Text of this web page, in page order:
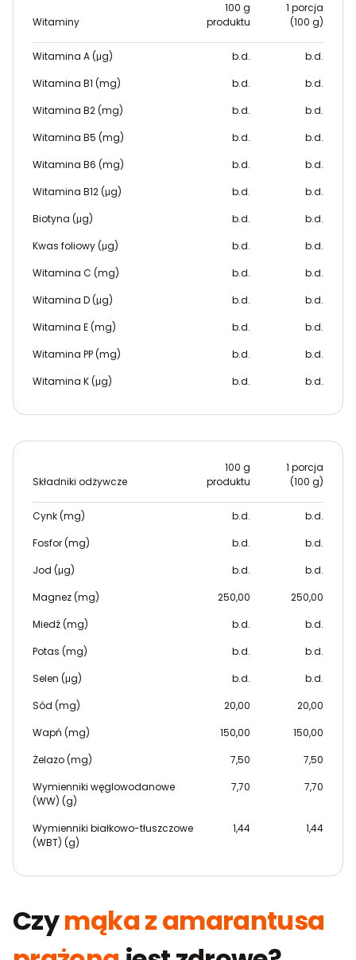
Witaminy
100 g
produktu
1 porcja
(100 g)
Witamina A (μg) b.d.
b.d.
Witamina B1 (mg)
b.d.
b.d.
Witamina B2 (mg)
b.d.
b.d.
Witamina B5 (mg)
b.d.
b.d.
Witamina B6 (mg)
b.d.
b.d.
Witamina B12 (μg)
b.d.
b.d.
Biotyna (μg)
b.d.
b.d.
Kwas foliowy (μg)
b.d.
b.d.
Witamina C (mg)
b.d.
b.d.
Witamina D (μg)
b.d.
b.d.
Witamina E (mg)
b.d.
b.d.
Witamina PP (mg)
b.d.
b.d.
Witamina K (μg)
b.d. b.d.
Składniki odżywcze
100 g
produktu
1 porcja
(100 g)
Cynk (mg) b.d.
b.d.
Fosfor (mg)
b.d.
b.d.
Jod (μg)
b.d.
b.d.
Magnez (mg)
250,00
250,00
Miedź (mg)
b.d.
b.d.
Potas (mg)
b.d.
b.d.
Selen (μg)
b.d.
b.d.
Sód (mg)
20,00
20,00
Wapń (mg)
150,00
150,00
Żelazo (mg)
7,50
7,50
Wymienniki węglowodanowe
(WW) (g)
7,70 7,70
Wymienniki białkowo-tłuszczowe
(WBT) (g)
1,44 1,44
Czymąka z amarantusa